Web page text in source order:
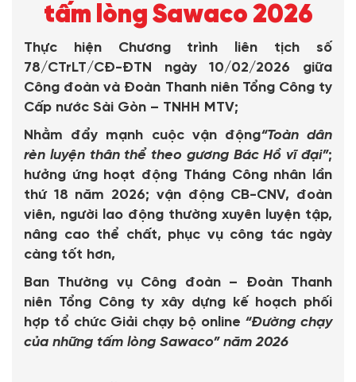
tấm lòng Sawaco 2026
Thực hiện Chương trình liên tịch số
78/CTrLT/CĐ-ĐTN ngày 10/02/2026 giữa
Công đoàn và Đoàn Thanh niên Tổng Công ty
Cấp nước Sài Gòn – TNHH MTV;
Nhằm đẩy mạnh cuộc vận động“Toàn dân
rèn luyện thân thể theo gương Bác Hồ vĩ đại”;
hưởng ứng hoạt động Tháng Công nhân lần
thứ 18 năm 2026; vận động CB-CNV, đoàn
viên, người lao động thường xuyên luyện tập,
nâng cao thể chất, phục vụ công tác ngày
càng tốt hơn,
Ban Thường vụ Công đoàn – Đoàn Thanh
niên Tổng Công ty xây dựng kế hoạch phối
hợp tổ chức Giải chạy bộ online “Đường chạy
của những tấm lòng Sawaco” năm 2026